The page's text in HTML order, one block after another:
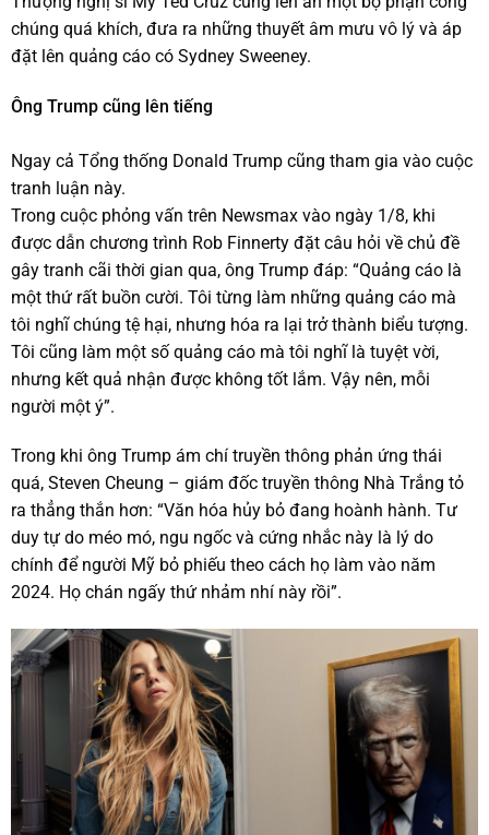
chúng quá khích, đưa ra những thuyết âm mưu vô lý và áp
đặt lên quảng cáo có Sydney Sweeney.
Ông Trump cũng lên tiếng
Ngay cả Tổng thống Donald Trump cũng tham gia vào cuộc
tranh luận này.
Trong cuộc phỏng vấn trên Newsmax vào ngày 1/8, khi
được dẫn chương trình Rob Finnerty đặt câu hỏi về chủ đề
gây tranh cãi thời gian qua, ông Trump đáp: “Quảng cáo là
một thứ rất buồn cười. Tôi từng làm những quảng cáo mà
tôi nghĩ chúng tệ hại, nhưng hóa ra lại trở thành biểu tượng.
Tôi cũng làm một số quảng cáo mà tôi nghĩ là tuyệt vời,
nhưng kết quả nhận được không tốt lắm. Vậy nên, mỗi
người một ý”.
Trong khi ông Trump ám chí truyền thông phản ứng thái
quá, Steven Cheung – giám đốc truyền thông Nhà Trắng tỏ
ra thẳng thắn hơn: “Văn hóa hủy bỏ đang hoành hành. Tư
duy tự do méo mó, ngu ngốc và cứng nhắc này là lý do
chính để người Mỹ bỏ phiếu theo cách họ làm vào năm
2024. Họ chán ngấy thứ nhảm nhí này rồi”.